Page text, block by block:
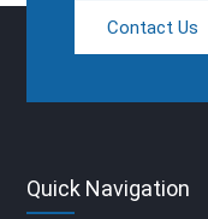
Contact Us
Quick Navigation